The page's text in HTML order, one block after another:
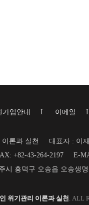
가입안내 I 이메일
론과 실천
대표자 : 이
+82-43-264-2197
E-
시 흥덕구 오송읍 오송생
위기관리 이론과 실천. ALL